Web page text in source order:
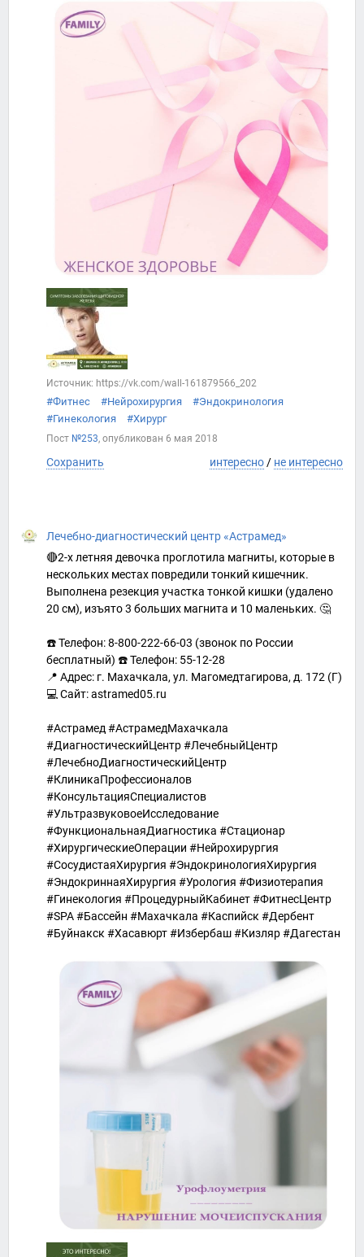
Источник: https://vk.com/wall-161879566_202
#Фитнес #Нейрохирургия
#Эндокринология
#Гинекология
#Хирург
Пост №253, опубликован 6 мая 2018
Сохранить интересно / не интересно
Лечебно-диагностический центр «Астрамед»
🔴2-х летняя девочка проглотила магниты, которые в
нескольких местах повредили тонкий кишечник.
Выполнена резекция участка тонкой кишки (удалено
20 см), изъято 3 больших магнита и 10 маленьких. 🤔
☎️ Телефон: 8-800-222-66-03 (звонок по России
бесплатный) ☎️ Телефон: 55-12-28
📍 Адрес: г. Махачкала, ул. Магомедтагирова, д. 172 (Г)
💻 Сайт: astramed05.ru
#Астрамед #АстрамедМахачкала
#ДиагностическийЦентр #ЛечебныйЦентр
#ЛечебноДиагностическийЦентр
#КлиникаПрофессионалов
#КонсультацияСпециалистов
#УльтразвуковоеИсследование
#ФункциональнаяДиагностика #Стационар
#ХирургическиеОперации #Нейрохирургия
#СосудистаяХирургия #ЭндокринологияХирургия
#ЭндокриннаяХирургия #Урология #Физиотерапия
#Гинекология #ПроцедурныйКабинет #ФитнесЦентр
#SPA #Бассейн #Махачкала #Каспийск #Дербент
#Буйнакск #Хасавюрт #Избербаш #Кизляр #Дагестан